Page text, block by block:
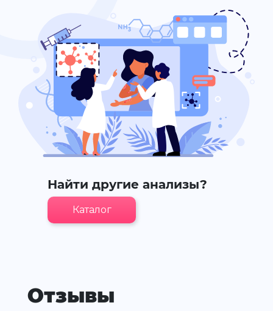
Найти другие анализы?
Каталог
Отзывы